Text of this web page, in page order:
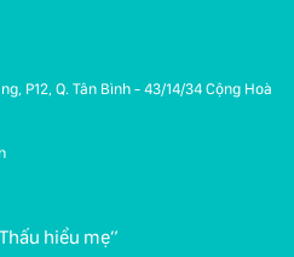
P12, Q. Tân Bình - 43/14/34 Cộng Hoà
hiểu mẹ”